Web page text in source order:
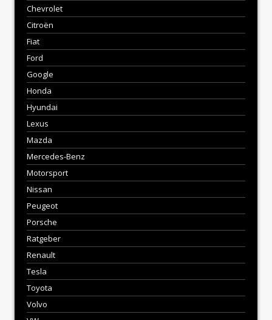
Chevrolet
Citroën
Fiat
Ford
Google
Honda
Hyundai
Lexus
Mazda
Mercedes-Benz
Motorsport
Nissan
Peugeot
Porsche
Ratgeber
Renault
Tesla
Toyota
Volvo